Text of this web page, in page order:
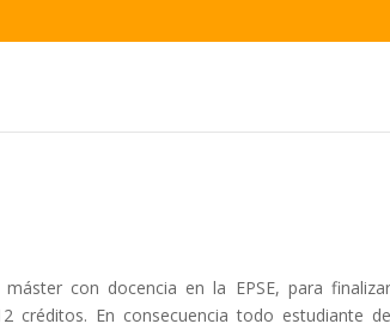
con docencia en la EPSE, para
créditos. En consecuencia todo estudiante